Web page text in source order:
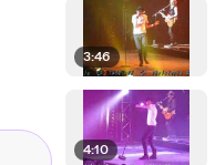
3:46
4:10